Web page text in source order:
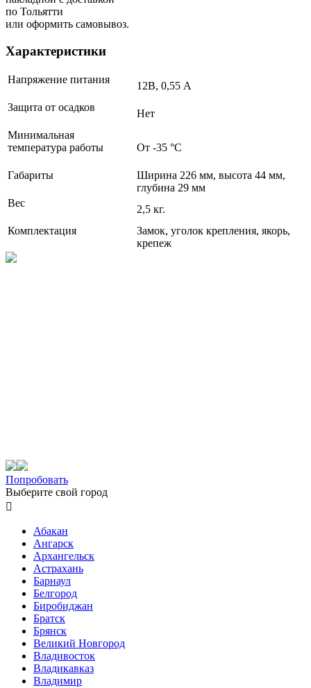
по Тольятти
или оформить самовывоз.
Характеристики
Напряжение питания
12В, 0,55 А
Защита от осадков
Нет
Минимальная
температура работы
От -35 °С
Габариты
Ширина 226 мм, высота 44 мм,
глубина 29 мм
Вес
2,5 кг.
Комплектация
Замок, уголок крепления, якорь,
крепеж
Попробовать
Выберите свой город

Абакан
Ангарск
Архангельск
Астрахань
Барнаул
Белгород
Биробиджан
Братск
Брянск
Великий Новгород
Владивосток
Владикавказ
Владимир